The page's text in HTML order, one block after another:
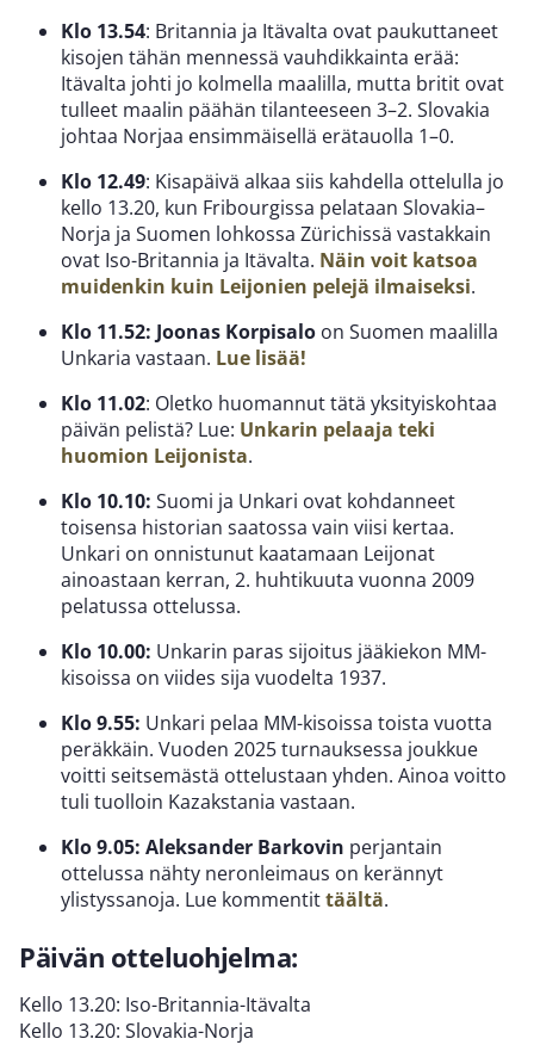
Klo 13.54: Britannia ja Itävalta ovat paukuttaneet
kisojen tähän mennessä vauhdikkainta erää:
Itävalta johti jo kolmella maalilla, mutta britit ovat
tulleet maalin päähän tilanteeseen 3–2. Slovakia
johtaa Norjaa ensimmäisellä erätauolla 1–0.
Klo 12.49: Kisapäivä alkaa siis kahdella ottelulla jo
kello 13.20, kun Fribourgissa pelataan Slovakia–
Norja ja Suomen lohkossa Zürichissä vastakkain
ovat Iso-Britannia ja Itävalta. Näin voit katsoa
muidenkin kuin Leijonien pelejä ilmaiseksi.
Klo 11.52: Joonas Korpisalo on Suomen maalilla
Unkaria vastaan. Lue lisää!
Klo 11.02: Oletko huomannut tätä yksityiskohtaa
päivän pelistä? Lue: Unkarin pelaaja teki
huomion Leijonista.
Klo 10.10: Suomi ja Unkari ovat kohdanneet
toisensa historian saatossa vain viisi kertaa.
Unkari on onnistunut kaatamaan Leijonat
ainoastaan kerran, 2. huhtikuuta vuonna 2009
pelatussa ottelussa.
Klo 10.00: Unkarin paras sijoitus jääkiekon MM-
kisoissa on viides sija vuodelta 1937.
Klo 9.55: Unkari pelaa MM-kisoissa toista vuotta
peräkkäin. Vuoden 2025 turnauksessa joukkue
voitti seitsemästä ottelustaan yhden. Ainoa voitto
tuli tuolloin Kazakstania vastaan.
Klo 9.05: Aleksander Barkovin perjantain
ottelussa nähty neronleimaus on kerännyt
ylistyssanoja. Lue kommentittäältä.
Päivän otteluohjelma:
Kello 13.20: Iso-Britannia-Itävalta
Kello 13.20: Slovakia-Norja